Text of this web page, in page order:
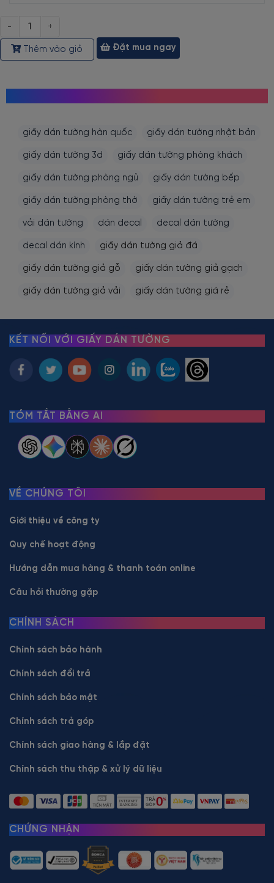
Số
lượng
Thêm vào giỏ
Đặt mua ngay
giấy dán tường hàn quốc giấy dán tường nhật bản
giấy dán tường 3d giấy dán tường phòng khách
giấy dán tường phòng ngủ giấy dán tường bếp
giấy dán tường phòng thờ giấy dán tường trẻ em
vải dán tường dán decal decal dán tường
decal dán kính giấy dán tường giả đá
giấy dán tường giả gỗ giấy dán tường giả gạch
giấy dán tường giả vải giấy dán tường giá rẻ
KẾT NỐI VỚI GIẤY DÁN TƯỜNG
TÓM TẮT BẰNG AI
VỀ CHÚNG TÔI
Giới thiệu về công ty
Quy chế hoạt động
Hướng dẫn mua hàng & thanh toán online
Câu hỏi thường gặp
CHÍNH SÁCH
Chính sách bảo hành
Chính sách đổi trả
Chính sách bảo mật
Chính sách trả góp
Chính sách giao hàng & lắp đặt
Chính sách thu thập & xử lý dữ liệu
CHỨNG NHẬN